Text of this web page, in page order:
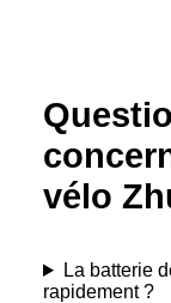
vélo
La batterie
rapidement ?